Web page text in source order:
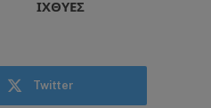
ΙΧΘΎΕΣ
Twitter